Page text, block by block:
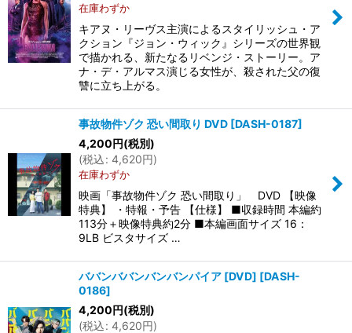
在庫わずか
キアヌ・リーヴス主演によるスタイリッシュ・ア
クション『ジョン・ウィック』シリーズの世界観
で描かれる、新たなるリベンジ・ストーリー。ア
ナ・デ・アルマス演じる女性が、殺された父の復
讐に立ち上がる。
事故物件ゾク 恐い間取り DVD [DASH-0187]
4,200円(税別)
(税込: 4,620円)
在庫わずか
映画「事故物件ゾク 恐い間取り」 DVD 【映像
特典】 ・特報・予告 【仕様】 ■収録時間 本編約
113分＋映像特典約2分 ■本編画面サイズ 16：
9LB ビスタサイズ …
ババンババンバンバンパイア [DVD] [DASH-
0186]
4,200円(税別)
(税込: 4,620円)